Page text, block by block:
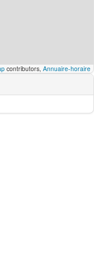
contributors, Annuaire-horaire